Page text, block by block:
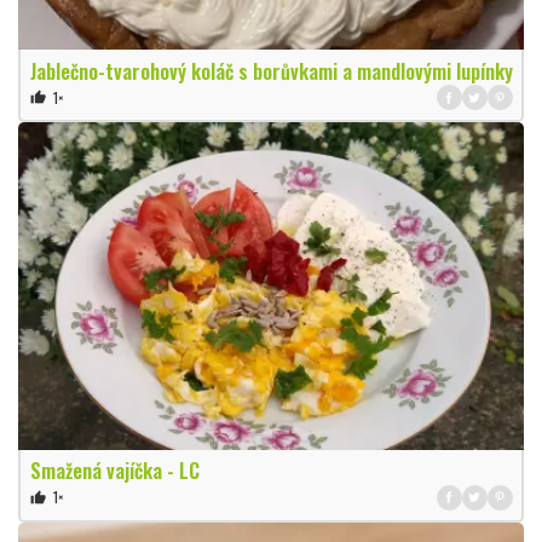
Jablečno-tvarohový koláč s borůvkami a mandlovými lupínky
thumb_up 1×
Smažená vajíčka - LC
thumb_up 1×